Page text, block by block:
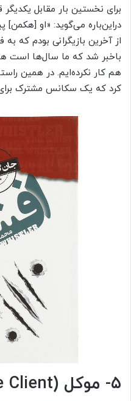
برای نخستین بار مقابل
دراین‌باره می‌گوید: «او
از آخرین بازیگرانی بودم که
باخبر شد که ما سال‌ها است
هم کار نکرده‌ایم. در همین
کرد که یک سکانس مشترک
۵- موکل (The Client)